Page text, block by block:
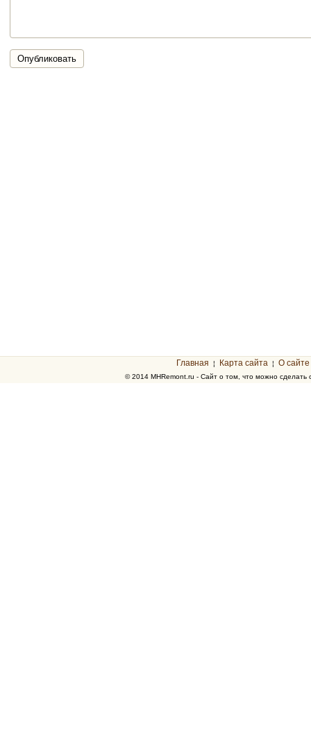
Опубликовать
Главная ¦ Карта сайта ¦ О сайте
© 2014 MHRemont.ru - Сайт о том, что можно сделать